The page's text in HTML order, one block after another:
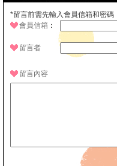
*留言前需先輸入會員信箱和密碼
會員信箱 ：
留言者
留言內容